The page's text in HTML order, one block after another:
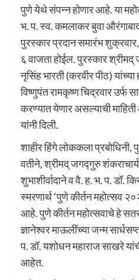
पुणे येथे संपन्न होणार आहे. या
भ. प. स्व. कमलाकर बुवा
पुरस्कार प्रदान समारंभ
६ वाजता होईल. पुरस्कार श्रीमद्
नृसिंह भारती (करवीर पीठ)
विष्णुपंत रामकृष्ण चिद्रवार उर्फ
करण्यात येणार असल्याची
यांनी दिली.
शाहीर हिंगे लोककला प्रबोधिनी,
वतीने, श्रीमद् जगद्गुरु शंकराचार्य
शुभाशीर्वादाने व वै. ह. भ. प. डॉ.
स्मरणार्थ ‘पुणे कीर्तन महोत्सव
आहे. पुणे कीर्तन महोत्सवाचे हे
ज्ञानेश्वर माऊलींच्या जन्म
प. डॉ. यशोधन महाराज साखरे
आहेत.